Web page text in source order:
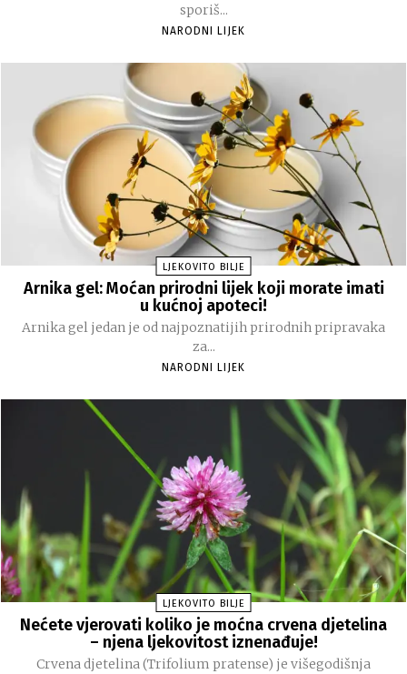
sporiš...
NARODNI LIJEK
LJEKOVITO BILJE
Arnika gel: Moćan prirodni lijek koji morate imati
u kućnoj apoteci!
Arnika gel jedan je od najpoznatijih prirodnih pripravaka
za...
NARODNI LIJEK
LJEKOVITO BILJE
Nećete vjerovati koliko je moćna crvena djetelina
– njena ljekovitost iznenađuje!
Crvena djetelina (Trifolium pratense) je višegodišnja